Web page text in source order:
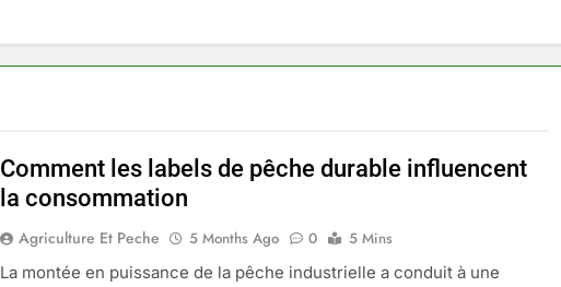
Comment les labels de pêche durable influencent
la consommation
Agriculture Et Peche 5 Months Ago 0
5 Mins
La montée en puissance de la pêche industrielle a conduit à une